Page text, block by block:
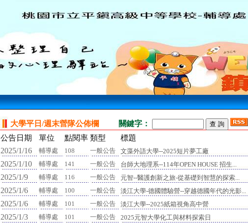
大學平日/週末營隊公佈欄
關鍵字：
公告日期
單位 點閱率 類型
標題
2025/1/16
輔導處 108 一般公告 文藻外語大學--2025短片夢工廠
2025/1/10 輔導處 141 一般公告 台師大地理系--114年OPEN HOUSE 招生...
2025/1/9 輔導處 116 一般公告 元智--醫護創新之旅-從基礎到智慧的探索...
2025/1/6 輔導處 100 一般公告 淡江大學-德國體驗營--穿越德國年代的光影...
2025/1/6 輔導處 101 一般公告 淡江大學--2025紙箱視角高中營
2025/1/3 輔導處 101 一般公告 2025元智大學化工與材料探索日